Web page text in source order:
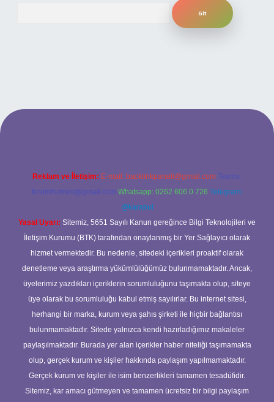
giriş
Reklam ve İletişim: E-mail: backlinkpaneli@gmail.com Teams:
forumhizmeti@gmail.com Whatsapp: 0262 606 0 726 Telegram:
@karabul
Yasal Uyarı: Sitemiz, 5651 Sayılı Kanun gereğince Bilgi Teknolojileri ve
İletişim Kurumu (BTK) tarafından onaylanmış bir Yer Sağlayıcı olarak
hizmet vermektedir. Bu nedenle, sitedeki içerikleri proaktif olarak
denetleme veya araştırma yükümlülüğümüz bulunmamaktadır. Ancak,
üyelerimiz yazdıkları içeriklerin sorumluluğunu taşımakta olup, siteye
üye olarak bu sorumluluğu kabul etmiş sayılırlar. Bu internet sitesi,
herhangi bir marka, kurum veya şahıs şirketi ile hiçbir bağlantısı
bulunmamaktadır. Sitede yalnızca kendi hazırladığımız makaleler
paylaşılmaktadır. Burada yer alan içerikler haber niteliği taşımamakta
olup, gerçek kurum ve kişiler hakkında paylaşım yapılmamaktadır.
Gerçek kurum ve kişiler ile isim benzerlikleri tamamen tesadüfidir.
Sitemiz, kar amacı gütmeyen ve tamamen ücretsiz bir bilgi paylaşım